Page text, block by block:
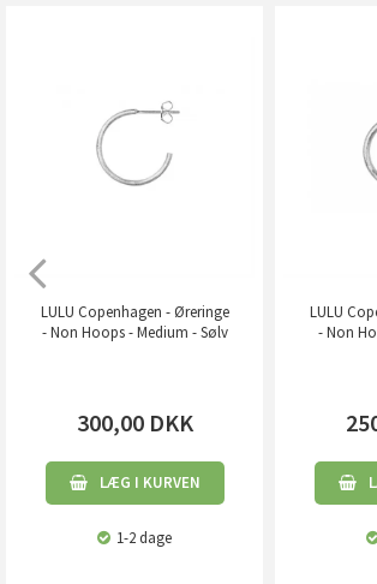
LULU Copenhagen - Øreringe
- Non Hoops - Medium - Sølv
300,00 DKK
LÆG I KURVEN
1-2 dage
LULU
- Non